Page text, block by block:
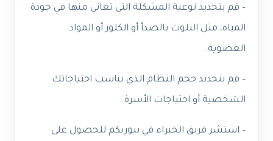
– قم بتحديد نوعية المشكلة التي تعاني منها في جودة
المياه، مثل التلوث بالصدأ أو الكلور أو المواد
العضوية.
– قم بتحديد حجم النظام الذي يناسب احتياجاتك
الشخصية أو احتياجات الأسرة.
– استشر فريق الخبراء في بيوريكم للحصول على